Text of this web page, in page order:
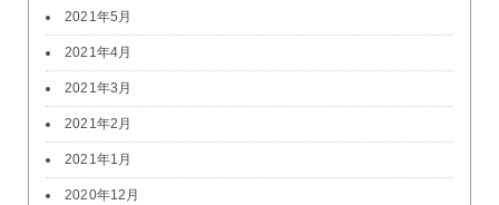
2021年5月
2021年4月
2021年3月
2021年2月
2021年1月
2020年12月